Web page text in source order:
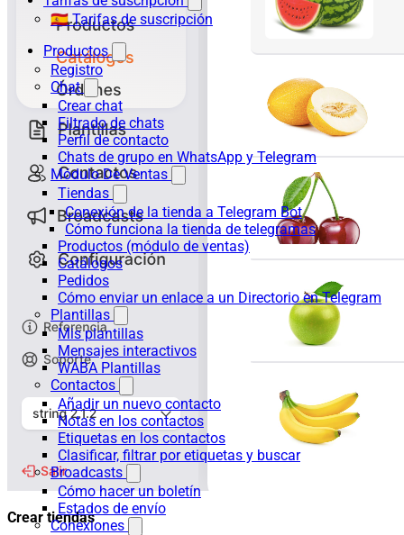
🇪🇸 Tarifas de suscripción
Productos
Registro
Chat
Crear chat
Filtrado de chats
Perfil de contacto
Chats de grupo en WhatsApp y Telegram
Módulo De Ventas
Tiendas
Conexión de la tienda a Telegram Bot
Cómo funciona la tienda de telegramas
Productos (módulo de ventas)
Catálogos
Pedidos
Cómo enviar un enlace a un Directorio en Telegram
Plantillas
Mis plantillas
Mensajes interactivos
WABA Plantillas
Contactos
Añadir un nuevo contacto
Notas en los contactos
Etiquetas en los contactos
Clasificar, filtrar por etiquetas y buscar
Broadcasts
Cómo hacer un boletín
Estados de envío
Conexiones
Crear tiendas